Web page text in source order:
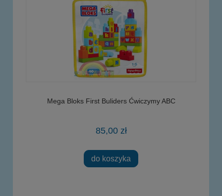
Mega Bloks First Buliders Ćwiczymy ABC
85,00 zł
do koszyka